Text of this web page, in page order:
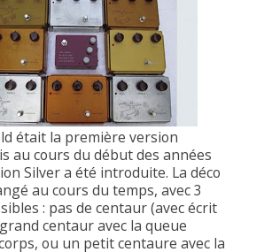
était la première version
au cours du début des années
Silver a été introduite. La déco
au cours du temps, avec 3
: pas de centaur (avec écrit
centaur avec la queue
ou un petit centaure avec la